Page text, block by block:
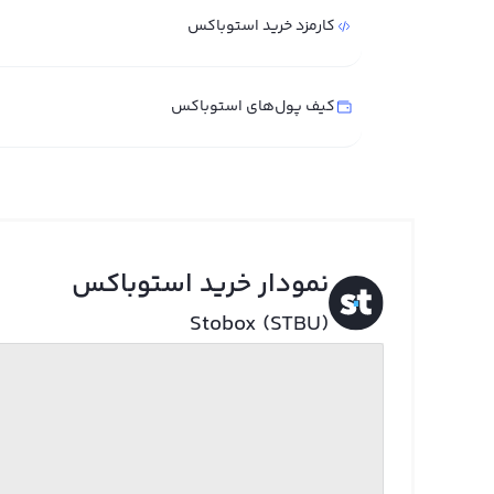
کارمزد خرید استوباکس
کیف پول‌های استوباکس
نمودار خرید استوباکس
Stobox (STBU)